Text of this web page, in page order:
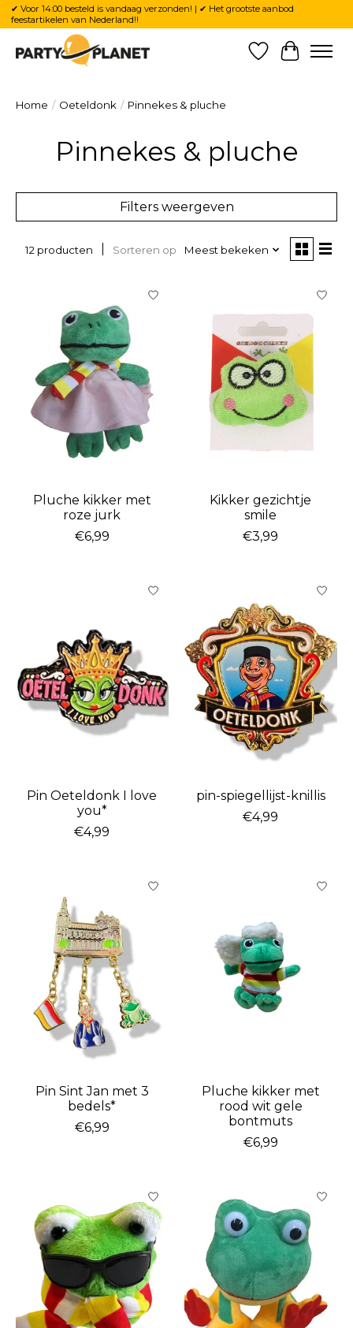
✔ Voor 14:00 besteld is vandaag verzonden! | ✔ Het grootste aanbod
feestartikelen van Nederland!!
Verlanglijst
Home / Oeteldonk / Pinnekes & pluche
Pinnekes & pluche
Filters weergeven
12 producten Sorteren op Meest bekeken
Pluche kikker met
roze jurk
€6,99
Kikker gezichtje
smile
€3,99
Pin Oeteldonk I love
you*
€4,99
pin-spiegellijst-knillis
€4,99
Pin Sint Jan met 3
bedels*
€6,99
Pluche kikker met
rood wit gele
bontmuts
€6,99